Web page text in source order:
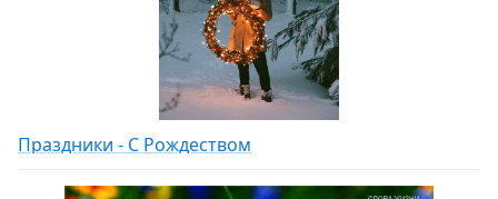
Праздники - С Рождеством